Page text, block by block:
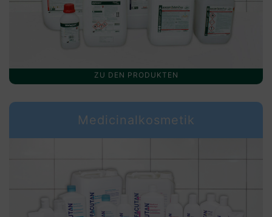
ZU DEN PRODUKTEN
Medicinalkosmetik